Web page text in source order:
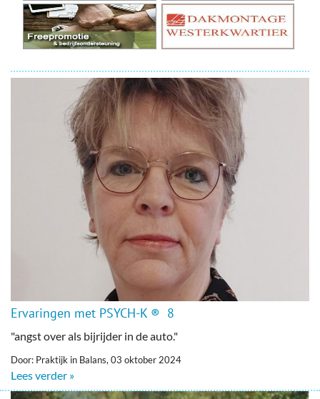
Ervaringen met PSYCH-K ® 8
"angst over als bijrijder in de auto."
Door: Praktijk in Balans, 03 oktober 2024
Lees verder »